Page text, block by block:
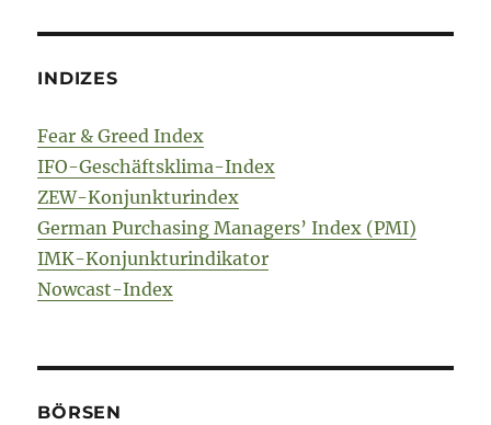
INDIZES
Fear & Greed Index
IFO-Geschäftsklima-Index
ZEW-Konjunkturindex
German Purchasing Managers’ Index (PMI)
IMK-Konjunkturindikator
Nowcast-Index
BÖRSEN